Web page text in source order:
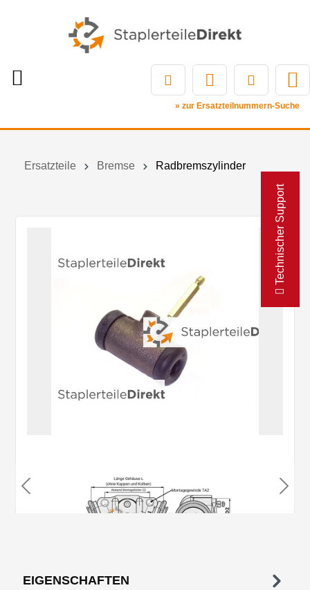
Technischer Support
» zur Ersatzteilnummern-Suche
Ersatzteile Bremse Radbremszylinder
EIGENSCHAFTEN